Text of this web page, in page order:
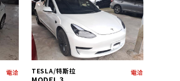
電洽 TESLA/特斯拉 電洽